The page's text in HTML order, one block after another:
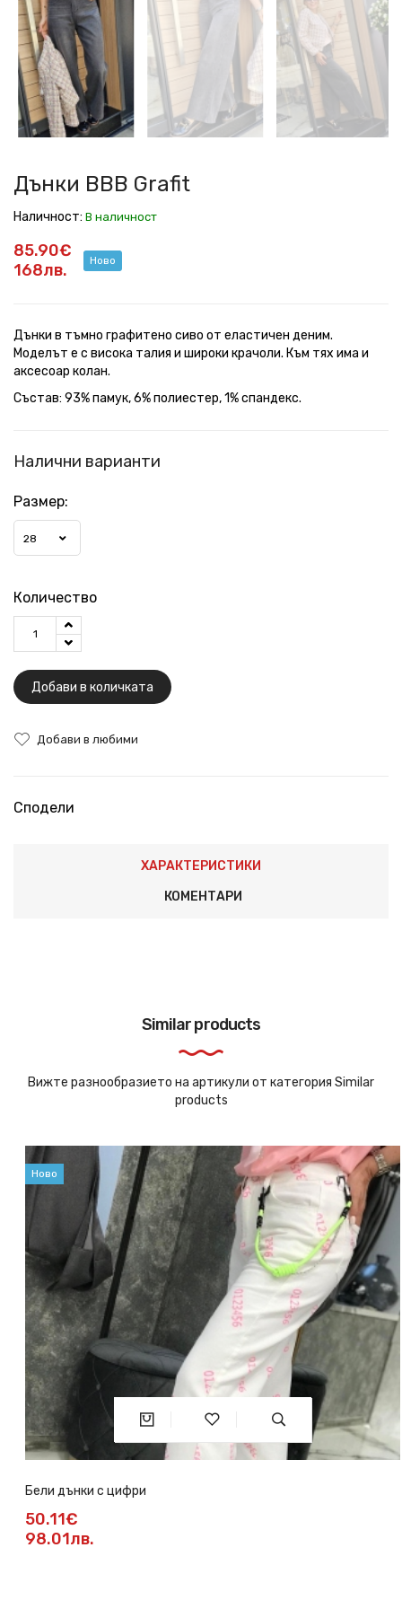
Grafit
Grafit
Grafit
Grafit
Grafit
Grafit
Дънки BBB Grafit
Наличност: В наличност
85.90€
168лв.
Ново
Дънки в тъмно графитено сиво от еластичен деним.
Моделът е с висока талия и широки крачоли. Към тях има и
аксесоар колан.
Състав: 93% памук, 6% полиестер, 1% спандекс.
Налични варианти
Размер:
28
Количество
Добави в количката
Добави в любими
Сподели
ХАРАКТЕРИСТИКИ
КОМЕНТАРИ
Similar products
Вижте разнообразието на артикули от категория Similar
products
Ново
Бели дънки с цифри
50.11€
98.01лв.